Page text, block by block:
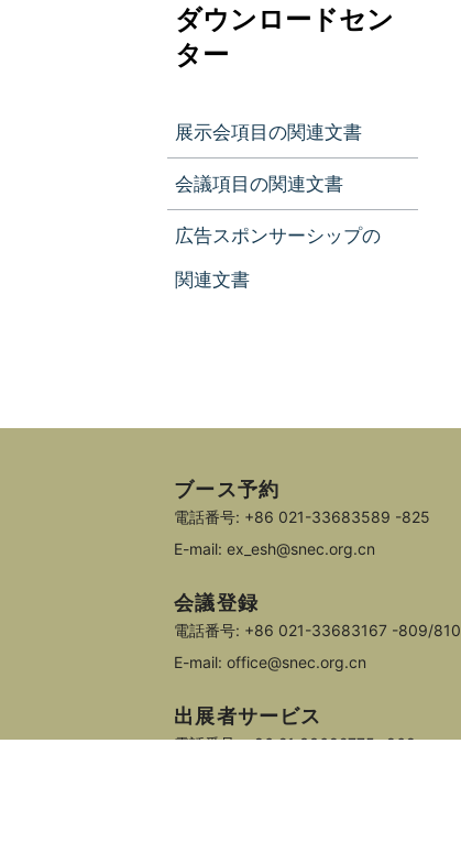
ダウンロードセン
ター
展示会項目の関連文書
会議項目の関連文書
広告スポンサーシップの
関連文書
ブース予約
電話番号: +86 021-33683589 -825
E-mail: ex_esh@snec.org.cn
会議登録
電話番号: +86 021-33683167 -809/810
E-mail: office@snec.org.cn
出展者サービス
電話番号: +86 21 33682775 -868